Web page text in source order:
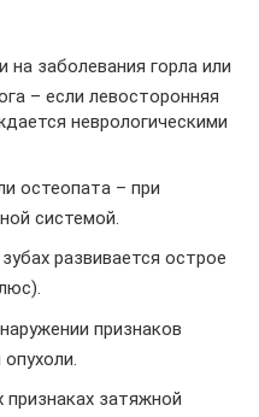
заболевания горла или
– если левосторонняя
неврологическими
остеопата – при
системой.
развивается острое
признаков
признаках затяжной